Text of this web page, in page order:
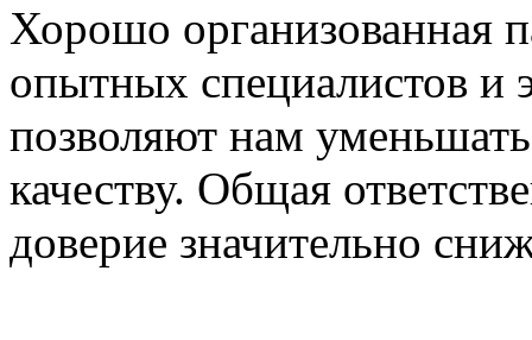
Хорошо организованная
опытных специалистов и
позволяют нам
качеству. Общая
доверие значительно